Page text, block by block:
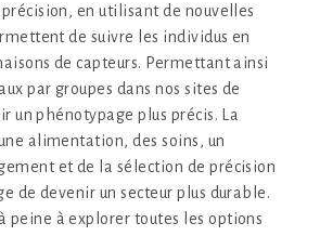
en utilisant de nouvelles
de suivre les individus en
de capteurs. Permettant ainsi
par groupes dans nos sites de
un phénotypage plus précis. La
alimentation, des soins, un
et de la sélection de précision
de devenir un secteur plus durable.
peine à explorer toutes les options